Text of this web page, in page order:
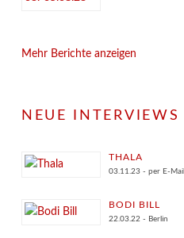
Mehr Berichte anzeigen
NEUE INTERVIEWS
THALA
03.11.23 - per E-Mail
BODI BILL
22.03.22 - Berlin